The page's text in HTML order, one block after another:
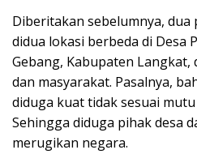
Diberitakan sebelumnya,
didua lokasi berbeda di Desa
Gebang, Kabupaten
dan masyarakat. Pasalnya,
diduga kuat tidak sesuai
Sehingga diduga pihak desa
merugikan negara.